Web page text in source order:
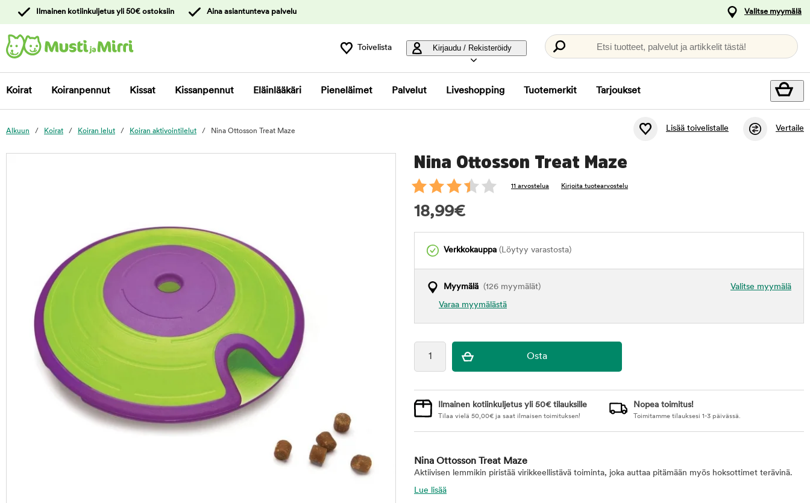
asiakaspalveluun
Ilmainen kotiinkuljetus yli 50€ ostoksiin Aina asiantunteva palvelu Valitse myymälä
Toivelista Kirjaudu / Rekisteröidy Etsi tuotteet, palvelut ja artikkelit tästä!
Koirat Koiranpennut Kissat Kissanpennut Eläinlääkäri Pieneläimet Palvelut Liveshopping Tuotemerkit Tarjoukset
Alkuun Koirat Koiran lelut Koiran aktivointilelut Nina Ottosson Treat Maze Lisää toivelistalle Vertaile
Nina Ottosson Treat Maze
11 arvostelua Kirjoita tuotearvostelu
18,99€
Verkkokauppa (Löytyy varastosta)
Valitse myymälä
Myymälä (126 myymälät)
Varaa myymälästä
Ilmainen kotiinkuljetus yli 50€ tilauksille
Tilaa vielä 50,00€ ja saat ilmaisen toimituksen!
Nopea toimitus!
Toimitamme tilauksesi 1-3 päivässä.
Nina Ottosson Treat Maze
Aktiivisen lemmikin piristää virikkeellistävä toiminta, joka auttaa pitämään myös hoksottimet terävinä.
Lue lisää